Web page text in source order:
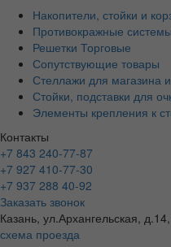
Накопители, стойки и
Противокражные
Решетки Торговые
Сопутствующие товары
Стеллажи для магазина
Стойки, подставки для
Элементы крепления к
Контакты
+7 843 240-77-87
+7 927 410-77-30
+7 937 288 40-92
Заказать звонок
Казань, ул.Архангельская,
схема проезда